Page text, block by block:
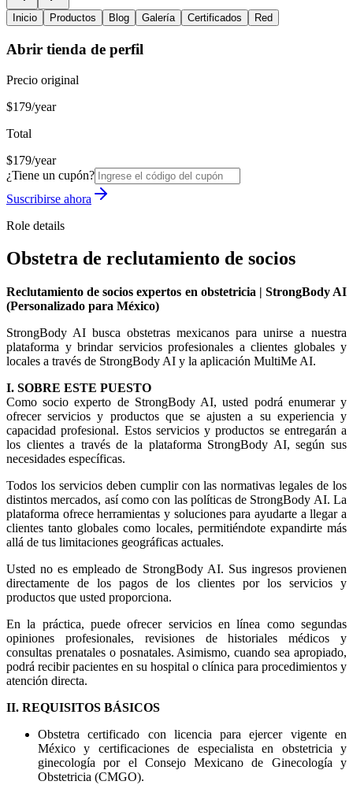
Inicio Productos Blog Galería Certificados Red
Abrir tienda de perfil
Precio original
$179/year
Total
$179/year
¿Tiene un cupón?
Suscribirse ahora
Role details
Obstetra de reclutamiento de socios
Reclutamiento de socios expertos en obstetricia | StrongBody AI
(Personalizado para México)
StrongBody AI busca obstetras mexicanos para unirse a nuestra
plataforma y brindar servicios profesionales a clientes globales y
locales a través de StrongBody AI y la aplicación MultiMe AI.
I. SOBRE ESTE PUESTO
Como socio experto de StrongBody AI, usted podrá enumerar y
ofrecer servicios y productos que se ajusten a su experiencia y
capacidad profesional. Estos servicios y productos se entregarán a
los clientes a través de la plataforma StrongBody AI, según sus
necesidades específicas.
Todos los servicios deben cumplir con las normativas legales de los
distintos mercados, así como con las políticas de StrongBody AI. La
plataforma ofrece herramientas y soluciones para ayudarte a llegar a
clientes tanto globales como locales, permitiéndote expandirte más
allá de tus limitaciones geográficas actuales.
Usted no es empleado de StrongBody AI. Sus ingresos provienen
directamente de los pagos de los clientes por los servicios y
productos que usted proporciona.
En la práctica, puede ofrecer servicios en línea como segundas
opiniones profesionales, revisiones de historiales médicos y
consultas prenatales o posnatales. Asimismo, cuando sea apropiado,
podrá recibir pacientes en su hospital o clínica para procedimientos y
atención directa.
II. REQUISITOS BÁSICOS
Obstetra certificado con licencia para ejercer vigente en
México y certificaciones de especialista en obstetricia y
ginecología por el Consejo Mexicano de Ginecología y
Obstetricia (CMGO).